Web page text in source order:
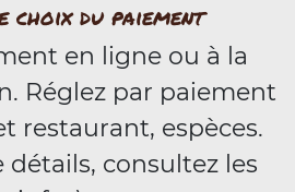
choix du paiement
en ligne ou à la
Réglez par paiement
restaurant, espèces.
détails, consultez les